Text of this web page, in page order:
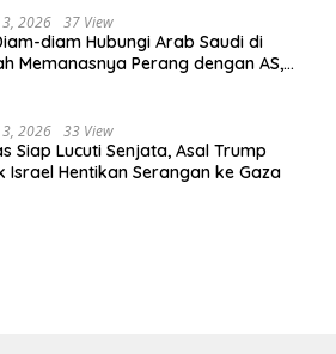
2026 37 View
diam Hubungi Arab Saudi di
Memanasnya Perang dengan AS,
2026 33 View
Siap Lucuti Senjata, Asal Trump
Israel Hentikan Serangan ke Gaza